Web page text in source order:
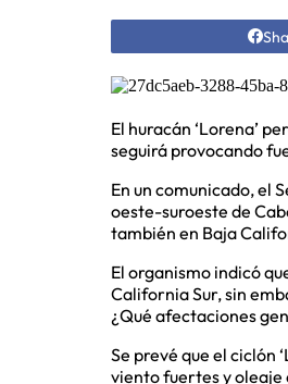
El huracán ‘Lorena’
seguirá provocando
En un comunicado, el
oeste-suroeste de
también en Baja
El organismo indicó
California Sur, sin
¿Qué afectaciones
Se prevé que el ciclón
viento fuertes y oleaje